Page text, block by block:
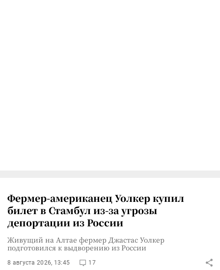
Фермер-американец Уолкер купил
билет в Стамбул из-за угрозы
депортации из России
Живущий на Алтае фермер Джастас Уолкер
подготовился к выдворению из России
8 августа 2026, 13:45 17